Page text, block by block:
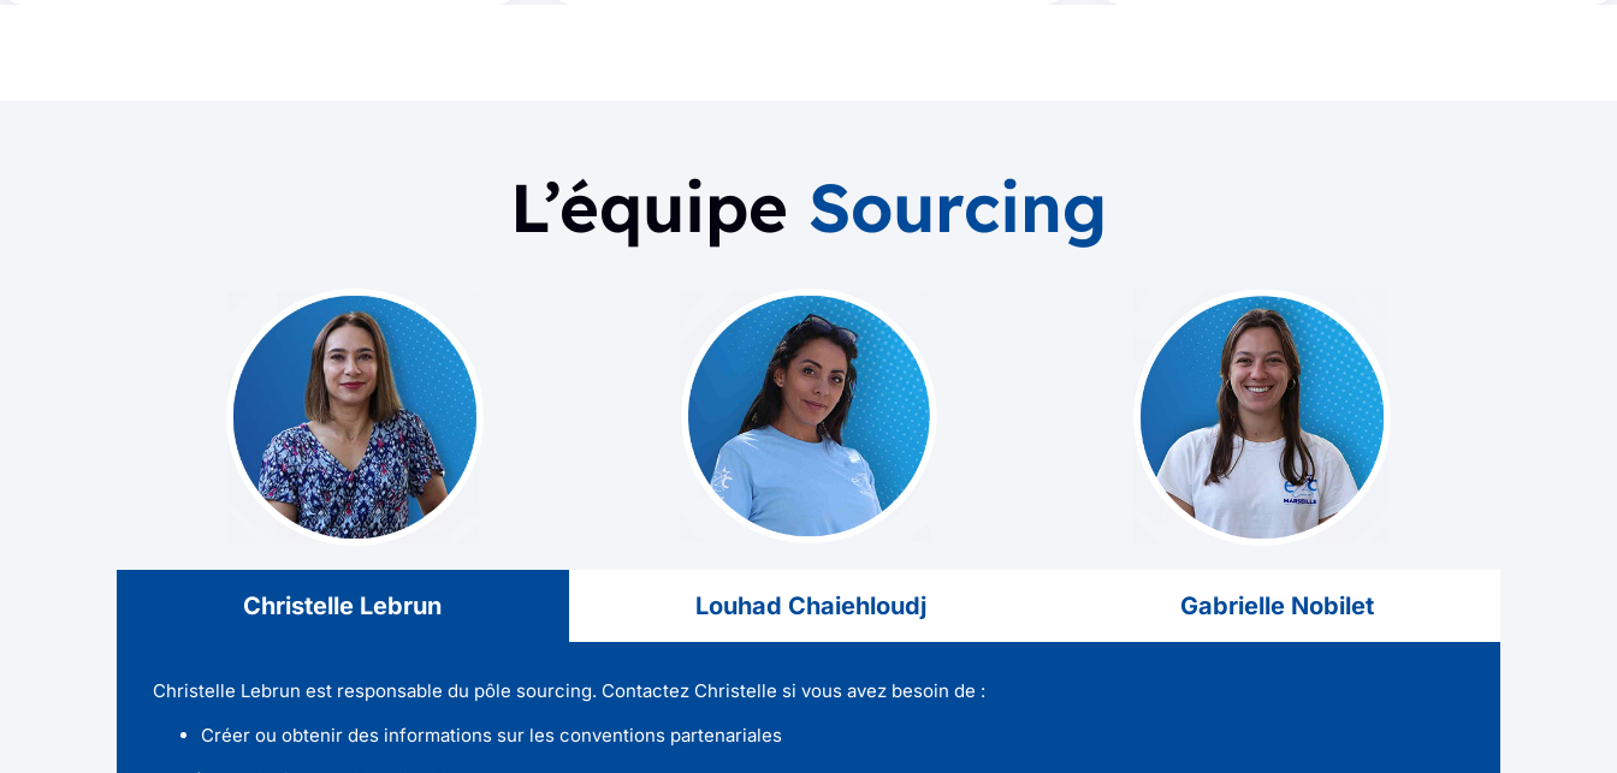
L’équipe Sourcing
Christelle Lebrun Louhad Chaiehloudj Gabrielle Nobilet
Christelle Lebrun est responsable du pôle sourcing. Contactez Christelle si vous avez besoin de :
Créer ou obtenir des informations sur les conventions partenariales